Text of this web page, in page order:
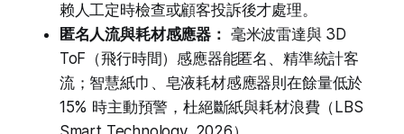
赖人工定時檢查或顧客投訴後才處理。
匿名人流與耗材感應器： 毫米波雷達與 3D
ToF（飛行時間）感應器能匿名、精準統計客
流；智慧紙巾、皂液耗材感應器則在餘量低於
15% 時主動預警，杜絕斷紙與耗材浪費（LBS